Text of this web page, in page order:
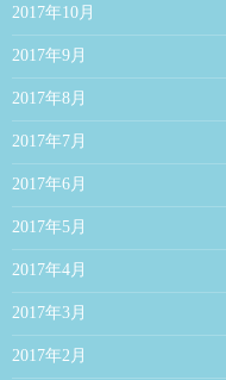
2017年10月
2017年9月
2017年8月
2017年7月
2017年6月
2017年5月
2017年4月
2017年3月
2017年2月